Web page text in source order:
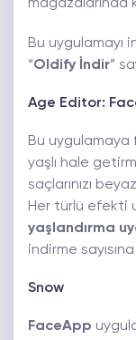
mağazalarında
Bu uygulamayı
“Oldify İndir”
Age Editor:
Bu
yaşlı hale
saçlarınızı
Her türlü efekti
yaşlandırma
indirme
Snow
FaceApp